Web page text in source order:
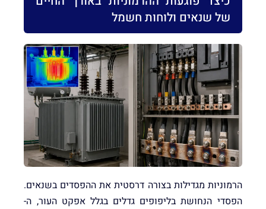
של שנאים ולוחות חשמל
הרמוניות מגדילות בצורה דרסטית את ההפסדים בשנאים.
הפסדי הנחושת בליפופים גדלים בגלל אפקט העור, ה-